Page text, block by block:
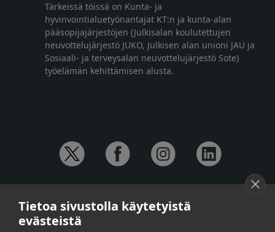
Tärkeissä töissä on Kunta- ja
hyvinvointialuetyönantajat KT:n ja kunta-alan
pääsopijajärjestöjen (Julkisalan koulutettujen
neuvottelujärjestö JUKO, Julkisen alan unioni JAU ja
Sosiaali- ja terveysalan neuvottelujärjestö Sote)
työelämän kehittämisen alusta.
Anna-Mari Jaanu, kehittämispäällikkö,
puh. +358 50 572 4620
Tietoa sivustolla käytetyistä
evästeistä